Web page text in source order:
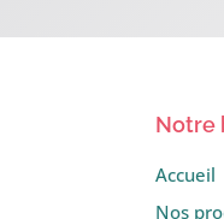
Notre
Accueil
Nos